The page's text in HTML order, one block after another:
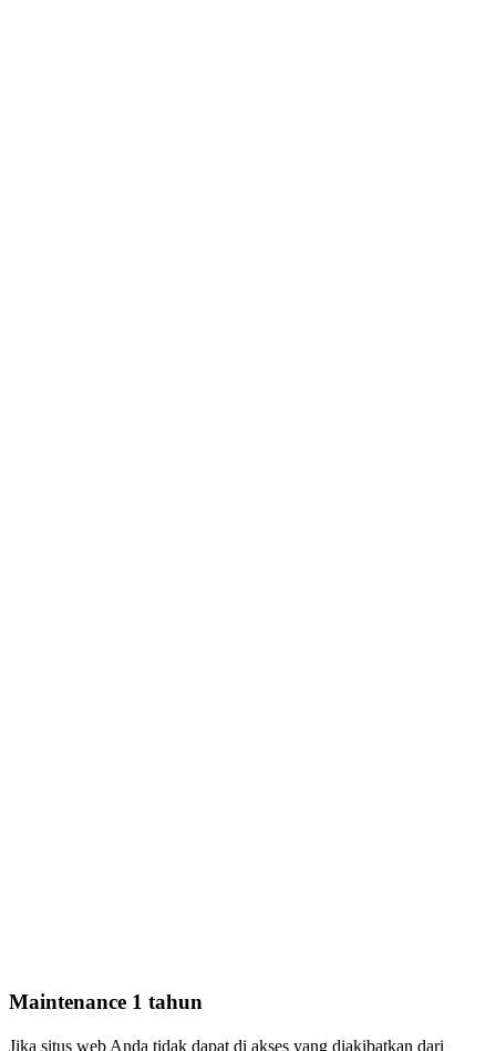
Maintenance 1 tahun
Jika situs web Anda tidak dapat di akses yang diakibatkan dari